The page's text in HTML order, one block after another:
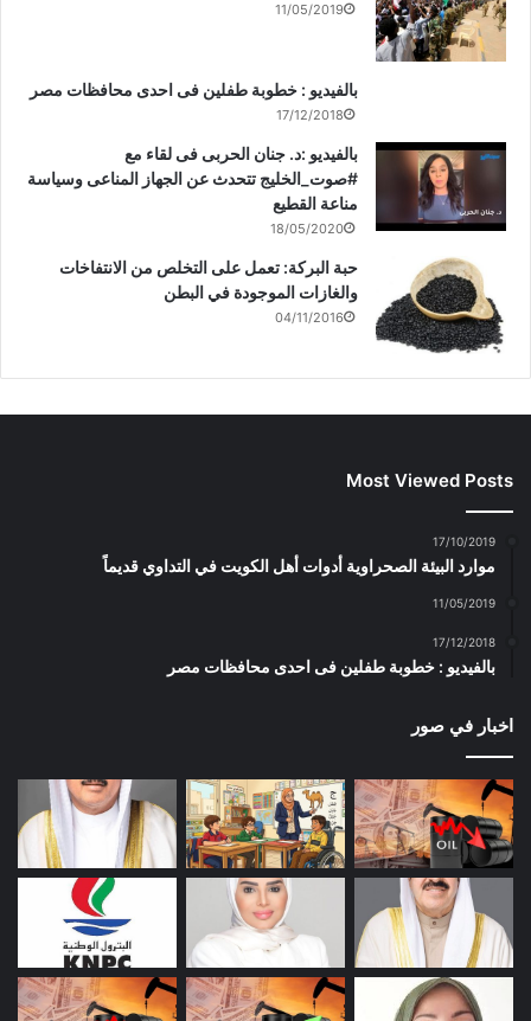
11/05/2019
بالفيديو : خطوبة طفلين فى احدى محافظات مصر
17/12/2018
بالفيديو :د. جنان الحربى فى لقاء مع
#صوت_الخليج تتحدث عن الجهاز المناعى وسياسة
مناعة القطيع
18/05/2020
حبة البركة: تعمل على التخلص من الانتفاخات
والغازات الموجودة في البطن
04/11/2016
Most Viewed Posts
17/10/2019
موارد البيئة الصحراوية أدوات أهل الكويت في التداوي قديماً
11/05/2019
17/12/2018
بالفيديو : خطوبة طفلين فى احدى محافظات مصر
اخبار في صور